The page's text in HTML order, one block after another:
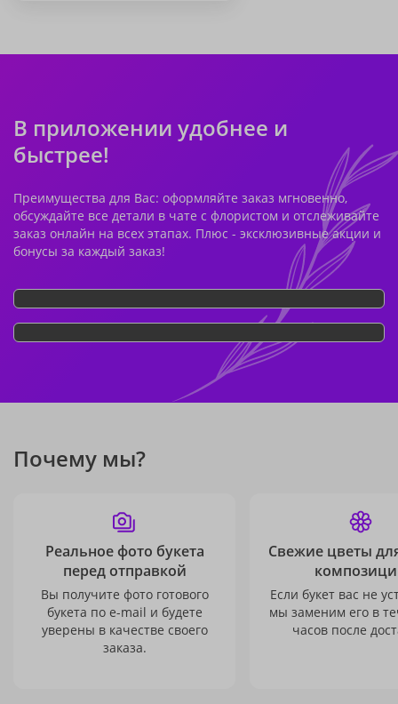
В приложении удобнее и
быстрее!
Преимущества для Вас: оформляйте заказ мгновенно,
обсуждайте все детали в чате с флористом и отслеживайте
заказ онлайн на всех этапах. Плюс - эксклюзивные акции и
бонусы за каждый заказ!
Почему мы?
Реальное фото букета
перед отправкой
Вы получите фото готового
букета по e-mail и будете
уверены в качестве своего
заказа.
Свежие цветы
Если букет вас не
мы заменим его в
часов после